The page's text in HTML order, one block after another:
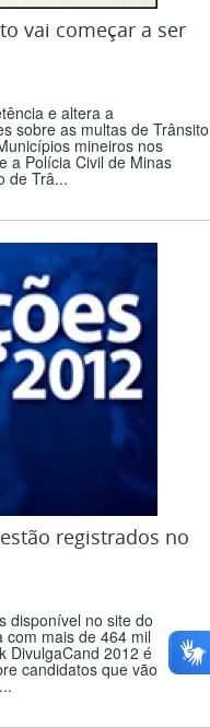
vai começar a ser
e altera a
sobre as multas de Trânsito
mineiros nos
a Polícia Civil de Minas
de Trâ...
registrados no
disponível no site do
com mais de 464 mil
DivulgaCand 2012 é
candidatos que vão